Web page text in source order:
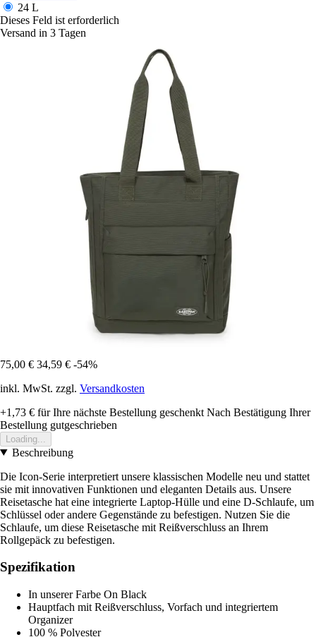
24 L
Dieses Feld ist erforderlich
Versand in 3 Tagen
75,00 € 34,59 € -54%
inkl. MwSt. zzgl. Versandkosten
+1,73 € für Ihre nächste Bestellung geschenkt Nach Bestätigung Ihrer
Bestellung gutgeschrieben
Loading...
Beschreibung
Die Icon-Serie interpretiert unsere klassischen Modelle neu und stattet
sie mit innovativen Funktionen und eleganten Details aus. Unsere
Reisetasche hat eine integrierte Laptop-Hülle und eine D-Schlaufe, um
Schlüssel oder andere Gegenstände zu befestigen. Nutzen Sie die
Schlaufe, um diese Reisetasche mit Reißverschluss an Ihrem
Rollgepäck zu befestigen.
Spezifikation
In unserer Farbe On Black
Hauptfach mit Reißverschluss, Vorfach und integriertem
Organizer
100 % Polyester